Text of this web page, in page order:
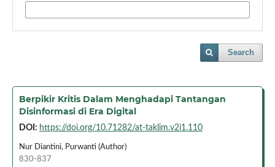
Search
Berpikir Kritis Dalam Menghadapi Tantangan
Disinformasi di Era Digital
DOI: https://doi.org/10.71282/at-taklim.v2i1.110
Nur Diantini, Purwanti (Author)
830-837